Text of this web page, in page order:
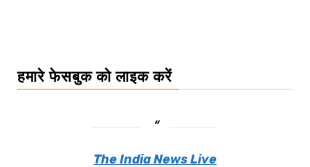
हमारे फेसबुक को लाइक करें
The India News Live